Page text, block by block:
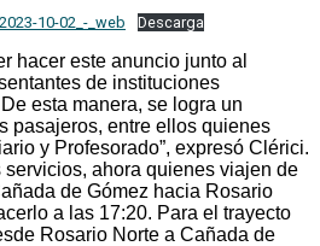
10-02_-_web Descarga
hacer este anuncio junto al
de instituciones
esta manera, se logra un
pasajeros, entre ellos quienes
y Profesorado”, expresó Clérici.
ahora quienes viajen de
de Gómez hacia Rosario
a las 17:20. Para el trayecto
Rosario Norte a Cañada de